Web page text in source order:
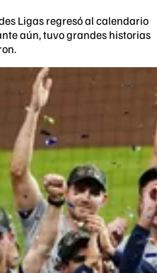
Ligas regresó al calendario
aún, tuvo grandes historias